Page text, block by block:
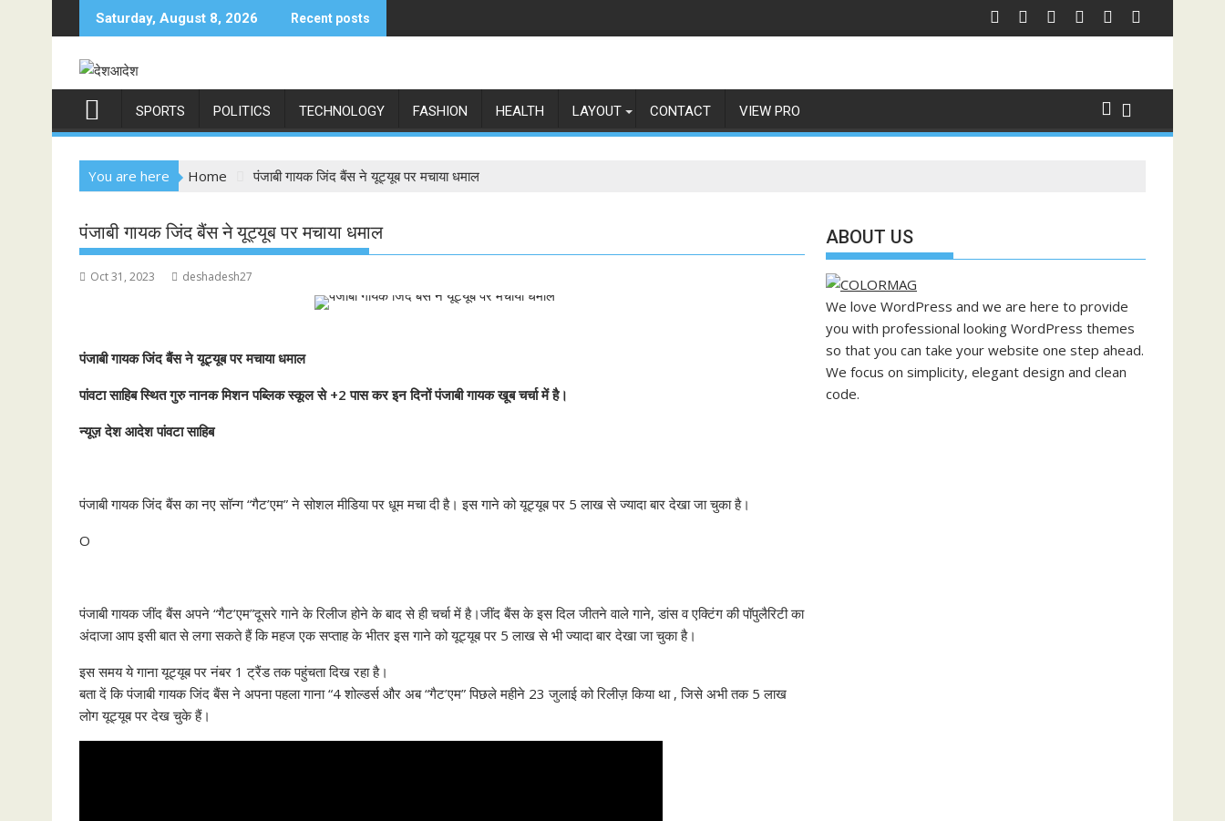
to
Saturday, August 8, 2026 Recent posts
SPORTS POLITICS TECHNOLOGY FASHION HEALTH LAYOUT CONTACT VIEW PRO
You are here Home पंजाबी गायक जिंद बैंस ने यूट्यूब पर मचाया धमाल
पंजाबी गायक जिंद बैंस ने यूट्यूब पर मचाया धमाल
Oct 31, 2023 deshadesh27
पंजाबी गायक जिंद बैंस ने यूट्यूब पर मचाया धमाल
पांवटा साहिब स्थित गुरु नानक मिशन पब्लिक स्कूल से +2 पास कर इन दिनों पंजाबी गायक खूब चर्चा में है।
न्यूज़ देश आदेश पांवटा साहिब
पंजाबी गायक जिंद बैंस का नए सॉन्ग “गैट’एम” ने सोशल मीडिया पर धूम मचा दी है। इस गाने को यूट्यूब पर 5 लाख से ज्यादा बार देखा जा चुका है।
O
पंजाबी गायक जींद बैंस अपने “गैट’एम”दूसरे गाने के रिलीज होने के बाद से ही चर्चा में है।जींद बैंस के इस दिल जीतने वाले गाने, डांस व एक्टिंग की पॉपुलैरिटी का
अंदाजा आप इसी बात से लगा सकते हैं कि महज एक सप्ताह के भीतर इस गाने को यूट्यूब पर 5 लाख से भी ज्यादा बार देखा जा चुका है।
इस समय ये गाना यूट्यूब पर नंबर 1 ट्रैंड तक पहुंचता दिख रहा है।
बता दें कि पंजाबी गायक जिंद बैंस ने अपना पहला गाना “4 शोल्डर्स और अब “गैट’एम” पिछले महीने 23 जुलाई को रिलीज़ किया था , जिसे अभी तक 5 लाख
लोग यूट्यूब पर देख चुके हैं।
ABOUT US
We love WordPress and we are here to provide
you with professional looking WordPress themes
so that you can take your website one step ahead.
We focus on simplicity, elegant design and clean
code.